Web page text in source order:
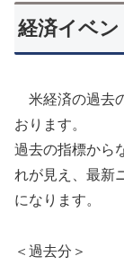
経済イベン
米経済の過去
おります。
過去の指標から
れが見え、最新
になります。
＜過去分＞